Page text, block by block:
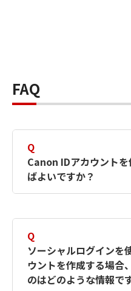
FAQ
Q
Canon IDアカウント
ばよいですか？
す。詳しい作成方
何ですか？Canon
ださい。
Q
ソーシャルログインを
ウントを作成する場合
のはどのような情報で